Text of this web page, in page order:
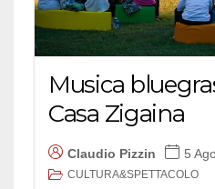
Musica
Casa Zigaina
Claudio Pizzin 5
CULTURA&SPETTACOLO